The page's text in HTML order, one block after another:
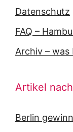
Datenschutz
FAQ –
Archiv – was
Artikel
Berlin